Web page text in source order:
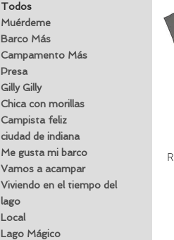
Todos
Muérdeme
Barco Más
Campamento Más
Presa
Gilly Gilly
Chica con morillas
Campista feliz
ciudad de indiana
Me gusta mi barco
Vamos a acampar
Viviendo en el tiempo del
lago
Local
Lago Mágico